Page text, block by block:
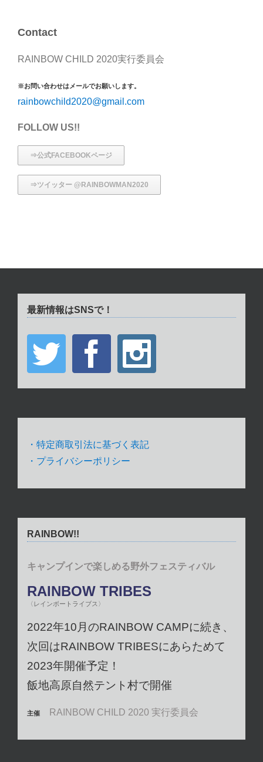
Contact
RAINBOW CHILD 2020実行委員会
※お問い合わせはメールでお願いします。
rainbowchild2020@gmail.com
FOLLOW US!!
⇒公式FACEBOOKページ
⇒ツイッター @RAINBOWMAN2020
最新情報はSNSで！
・特定商取引法に基づく表記
・プライバシーポリシー
RAINBOW!!
キャンプインで楽しめる野外フェスティバル
RAINBOW TRIBES
〈レインボートライブス〉
2022年10月のRAINBOW CAMPに続き、
次回はRAINBOW TRIBESにあらためて
2023年開催予定！
飯地高原自然テント村で開催
主催 RAINBOW CHILD 2020 実行委員会